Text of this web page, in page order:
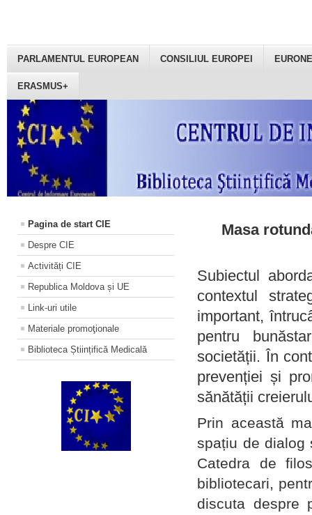
PARLAMENTUL EUROPEAN CONSILIUL EUROPEI
ERASMUS+
Pagina de start CIE
Despre CIE
Activități CIE
Republica Moldova și UE
Link-uri utile
Materiale promoţionale
Biblioteca Științifică Medicală
Masa
Subiectul
contextul
important,
pentru
societății. În
prevenției și
sănătății
Prin această
spațiu de dialog
Catedra de
bibliotecari,
discuta despre